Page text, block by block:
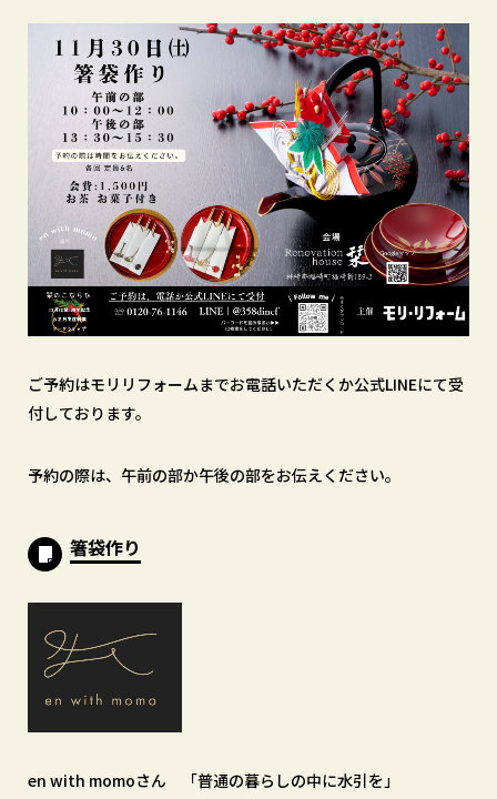
ご予約はモリリフォームまでお電話いただくか公式LINEにて受
付しております。
予約の際は、午前の部か午後の部をお伝えください。
箸袋作り
en with momoさん 「普通の暮らしの中に水引を」